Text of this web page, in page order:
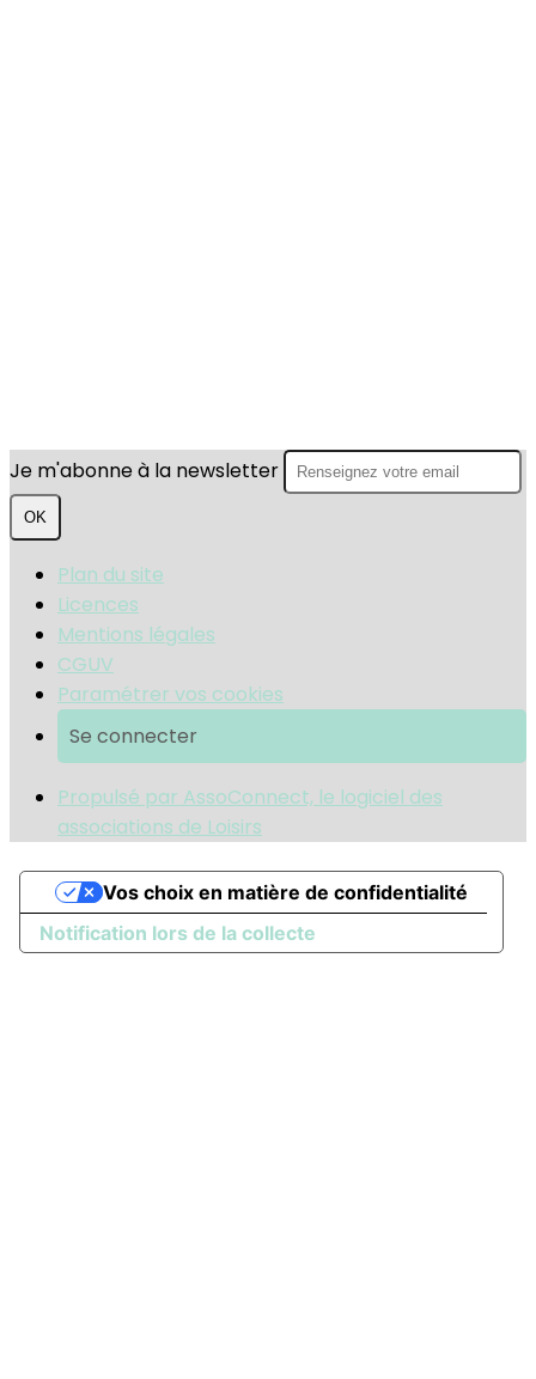
Je m'abonne à la newsletter
OK
Plan du site
Licences
Mentions légales
CGUV
Paramétrer vos cookies
Se connecter
Propulsé par AssoConnect, le logiciel des
associations de Loisirs
Notification lors de la collecte
Vos choix en matière de confidentialité